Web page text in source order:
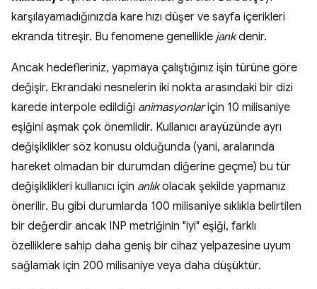
karşılayamadığınızda kare hızı düşer ve sayfa içerikleri
ekranda titreşir. Bu fenomene genellikle jankdenir.
Ancak hedefleriniz, yapmaya çalıştığınız işin türüne göre
değişir. Ekrandaki nesnelerin iki nokta arasındaki bir dizi
karede interpole edildiği animasyonlariçin 10 milisaniye
eşiğini aşmak çok önemlidir. Kullanıcı arayüzünde ayrı
değişiklikler söz konusu olduğunda (yani, aralarında
hareket olmadan bir durumdan diğerine geçme) bu tür
değişiklikleri kullanıcı için anlıkolacak şekilde yapmanız
önerilir. Bu gibi durumlarda 100 milisaniye sıklıkla belirtilen
bir değerdir ancak INP metriğinin "iyi" eşiği, farklı
özelliklere sahip daha geniş bir cihaz yelpazesine uyum
sağlamak için 200 milisaniye veya daha düşüktür.